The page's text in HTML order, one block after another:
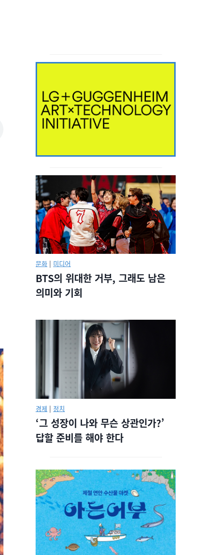
문화 | 미디어
BTS의 위대한 거부, 그래도 남은
의미와 기회
경제 | 정치
‘그 성장이 나와 무슨 상관인가?’
답할 준비를 해야 한다